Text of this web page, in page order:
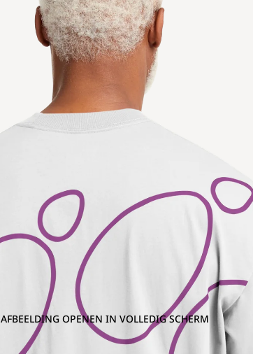
AFBEELDING OPENEN IN VOLLEDIG SCHERM